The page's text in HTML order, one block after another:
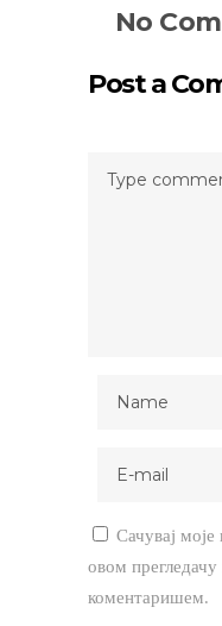
No
Post a
Сачувај
овом прегледачу
коментаришем.